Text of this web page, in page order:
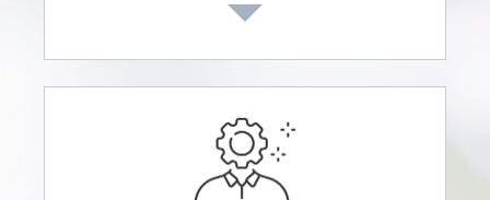
ロードマップ策定
Azure IoTやDynamics 365を中心に、
製造業特有の要件（工程管理、品質管
理、原材料管理など）を踏まえた最適
なアーキテクチャを提案。